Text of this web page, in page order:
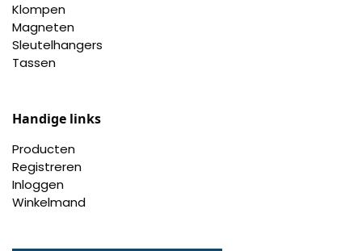
Klompen
Magneten
Sleutelhangers
Tassen
Handige links
Producten
Registreren
Inloggen
Winkelmand